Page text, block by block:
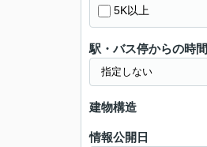
5K以上
駅・バス停からの時間
建物構造
情報公開日